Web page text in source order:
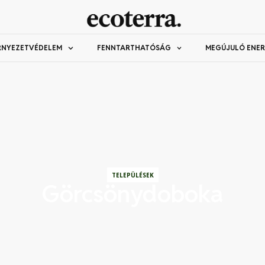
FENNTARTHATÓSÁG MEGÚJULÓ
TELEPÜLÉSEK